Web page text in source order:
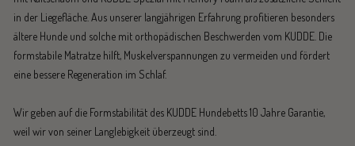
in der Liegefläche. Aus unserer langjährigen Erfahrung profitieren besonders
ältere Hunde und solche mit orthopädischen Beschwerden vom KUDDE. Die
formstabile Matratze hilft, Muskelverspannungen zu vermeiden und fördert
eine bessere Regeneration im Schlaf.
Wir geben auf die Formstabilität des KUDDE Hundebetts 10 Jahre Garantie,
weil wir von seiner Langlebigkeit überzeugt sind.